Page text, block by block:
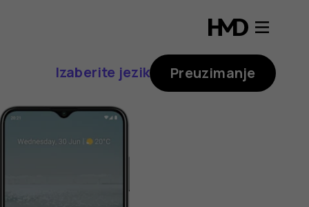
Izaberite jezik Preuzimanje